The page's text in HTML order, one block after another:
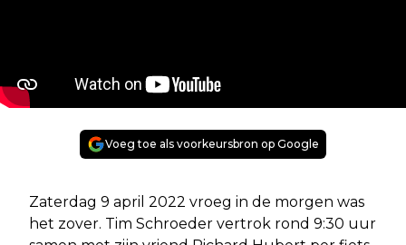
Voeg toe als voorkeursbron op Google
Zaterdag 9 april 2022 vroeg in de morgen was
het zover. Tim Schroeder vertrok rond 9:30 uur